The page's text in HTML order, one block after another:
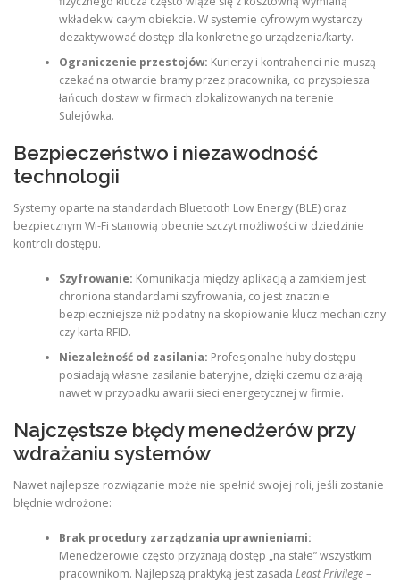
wkładek w całym obiekcie. W systemie cyfrowym wystarczy
dezaktywować dostęp dla konkretnego urządzenia/karty.
Ograniczenie przestojów: Kurierzy i kontrahenci nie muszą
czekać na otwarcie bramy przez pracownika, co przyspiesza
łańcuch dostaw w firmach zlokalizowanych na terenie
Sulejówka.
Bezpieczeństwo i niezawodność
technologii
Systemy oparte na standardach Bluetooth Low Energy (BLE) oraz
bezpiecznym Wi-Fi stanowią obecnie szczyt możliwości w dziedzinie
kontroli dostępu.
Szyfrowanie: Komunikacja między aplikacją a zamkiem jest
chroniona standardami szyfrowania, co jest znacznie
bezpieczniejsze niż podatny na skopiowanie klucz mechaniczny
czy karta RFID.
Niezależność od zasilania: Profesjonalne huby dostępu
posiadają własne zasilanie bateryjne, dzięki czemu działają
nawet w przypadku awarii sieci energetycznej w firmie.
Najczęstsze błędy menedżerów przy
wdrażaniu systemów
Nawet najlepsze rozwiązanie może nie spełnić swojej roli, jeśli zostanie
błędnie wdrożone:
Brak procedury zarządzania uprawnieniami:
Menedżerowie często przyznają dostęp „na stałe” wszystkim
pracownikom. Najlepszą praktyką jest zasada Least Privilege–